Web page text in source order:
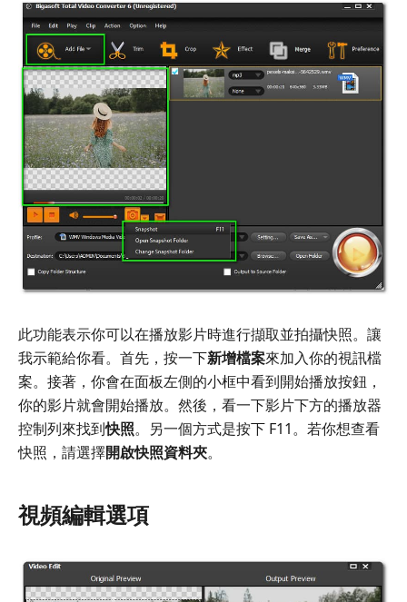
此功能表示你可以在播放影片時進行擷取並拍攝快照。讓
我示範給你看。首先，按一下新增檔案來加入你的視訊檔
案。接著，你會在面板左側的小框中看到開始播放按鈕，
你的影片就會開始播放。然後，看一下影片下方的播放器
控制列來找到快照。另一個方式是按下 F11。若你想查看
快照，請選擇開啟快照資料夾。
視頻編輯選項